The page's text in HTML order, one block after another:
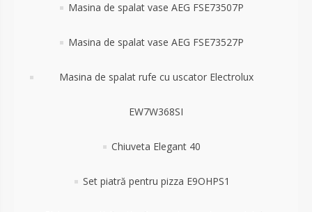
Masina de spalat vase AEG FSE73507P
Masina de spalat vase AEG FSE73527P
Masina de spalat rufe cu uscator Electrolux
EW7W368SI
Chiuveta Elegant 40
Set piatră pentru pizza E9OHPS1